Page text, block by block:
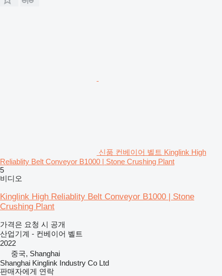
신품 컨베이어 벨트 Kinglink High
Reliablity Belt Conveyor B1000 | Stone Crushing Plant
5
비디오
Kinglink High Reliablity Belt Conveyor B1000 | Stone
Crushing Plant
가격은 요청 시 공개
산업기계 - 컨베이어 벨트
2022
중국, Shanghai
Shanghai Kinglink Industry Co Ltd
판매자에게 연락